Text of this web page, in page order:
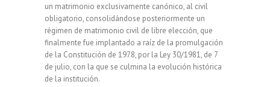
un matrimonio exclusivamente canónico, al civil
obligatorio, consolidándose posteriormente un
régimen de matrimonio civil de libre elección, que
finalmente fue implantado a raíz de la promulgación
de la Constitución de 1978, por la Ley 30/1981, de 7
de julio, con la que se culmina la evolución histórica
de la institución.